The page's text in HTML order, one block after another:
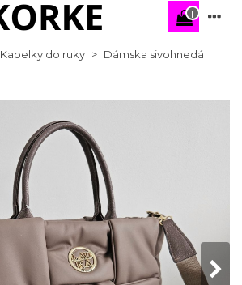
1
Kabelky do ruky > Dámska sivohnedá